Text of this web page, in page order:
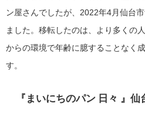
ン屋さんでしたが、2022年4月仙台
ました。移転したのは、より多くの
からの環境で年齢に臆することなく
す。
『 まいにちのパン 日々 』仙